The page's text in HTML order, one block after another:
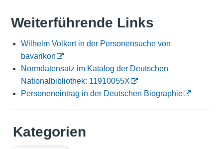
Weiterführende Links
Wilhelm Volkert in der Personensuche von
bavarikon
Normdatensatz im Katalog der Deutschen
Nationalbibliothek: 11910055X
Personeneintrag in der Deutschen Biographie
Kategorien